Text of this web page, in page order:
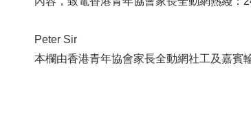
Peter Sir
本欄由香港青年協會家長全動網社工及嘉賓